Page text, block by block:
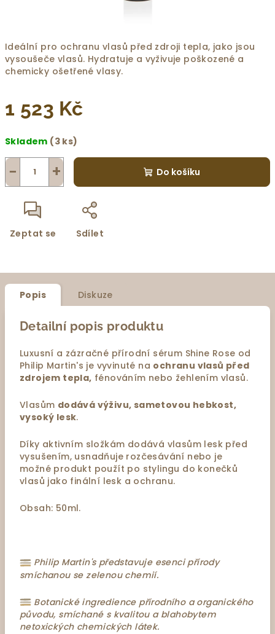
Ideální pro ochranu vlasů před zdroji tepla, jako jsou
vysoušeče vlasů. Hydratuje a vyživuje poškozené a
chemicky ošetřené vlasy.
1 523 Kč
cena:
Skladem (3 ks)
+
− Do košíku
Zeptat se Sdílet
Popis Diskuze
Detailní popis produktu
Luxusní a zázračné přírodní sérum Shine Rose od
Philip Martin's je vyvinuté na ochranu vlasů před
zdrojem tepla, fénováním nebo žehlením vlasů.
Vlasům dodává výživu, sametovou hebkost,
vysoký lesk.
Díky aktivním složkám dodává vlasům lesk před
vysušením, usnadňuje rozčesávání nebo je
možné produkt použít po stylingu do konečků
vlasů jako finální lesk a ochranu.
Obsah: 50ml.
Philip Martin's představuje esenci přírody
smíchanou se zelenou chemií.
Botanické ingredience přírodního a organického
původu, smíchané s kvalitou a blahobytem
netoxických chemických látek.